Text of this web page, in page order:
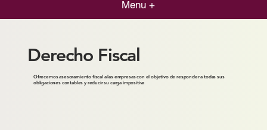
Menu +
Derecho Fiscal
Ofrecemos asesoramiento fiscal a las empresas con el objetivo de responder a todas sus
obligaciones contables y reducir su carga impositiva